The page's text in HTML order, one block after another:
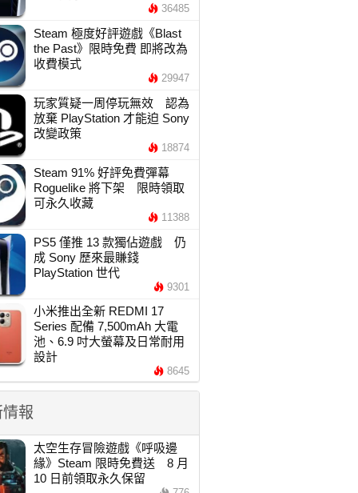
36485
Steam 極度好評遊戲《Blast
the Past》限時免費 即將改為
收費模式
29947
玩家質疑一周停玩無效 認為
放棄 PlayStation 才能迫 Sony
改變政策
18874
Steam 91% 好評免費彈幕
Roguelike 將下架 限時領取
可永久收藏
11388
PS5 僅推 13 款獨佔遊戲 仍
成 Sony 歷來最賺錢
PlayStation 世代
9301
小米推出全新 REDMI 17
Series 配備 7,500mAh 大電
池、6.9 吋大螢幕及日常耐用
設計
8645
報
太空生存冒險遊戲《呼吸邊
緣》Steam 限時免費送 8 月
10 日前領取永久保留